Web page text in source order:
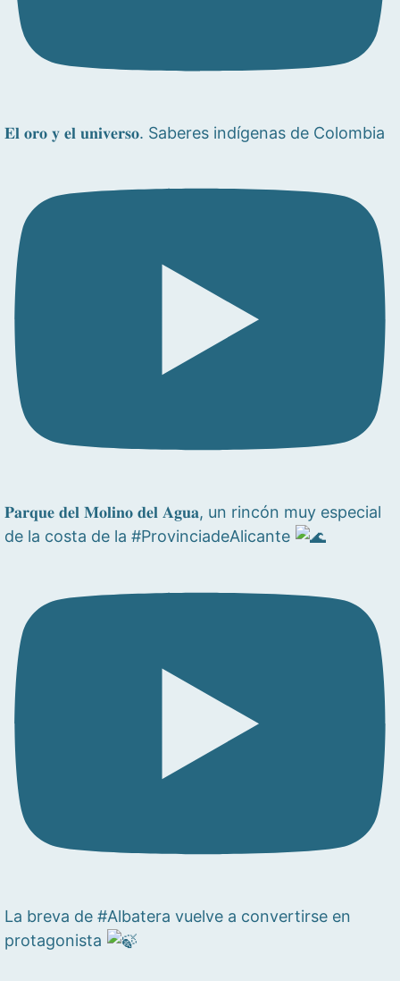
𝐄𝐥 𝐨𝐫𝐨 𝐲 𝐞𝐥 𝐮𝐧𝐢𝐯𝐞𝐫𝐬𝐨. Saberes indígenas de Colombia
𝐏𝐚𝐫𝐪𝐮𝐞 𝐝𝐞𝐥 𝐌𝐨𝐥𝐢𝐧𝐨 𝐝𝐞𝐥 𝐀𝐠𝐮𝐚, un rincón muy especial
de la costa de la #ProvinciadeAlicante
La breva de #Albatera vuelve a convertirse en
protagonista